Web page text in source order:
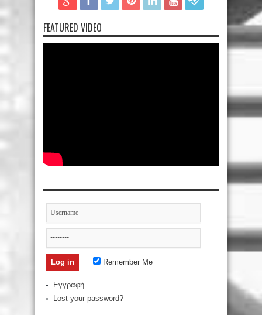
FEATURED VIDEO
Remember Me
Εγγραφή
Lost your password?